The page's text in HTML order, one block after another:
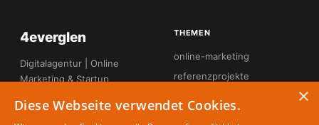
4everglen
Digitalagentur | Online
Marketing & Startup
THEMEN
online-marketing
referenzprojekte
×
Diese Webseite verwendet Cookies.